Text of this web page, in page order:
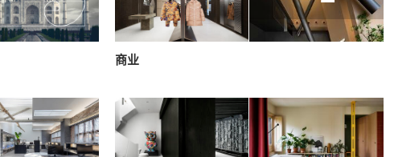
商业